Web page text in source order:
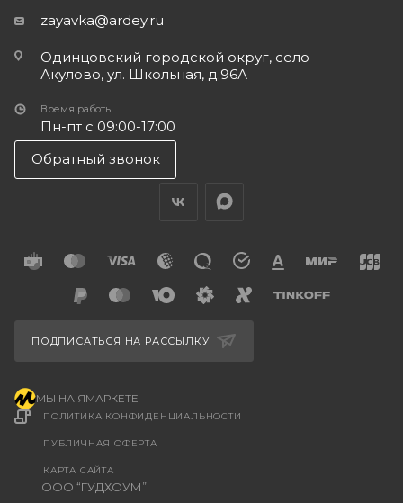
zayavka@ardey.ru
Одинцовский городской округ, село
Акулово, ул. Школьная, д.96А
Время работы
Пн-пт с 09:00-17:00
Обратный звонок
ООО “ГУДХОУМ”
ПОЛИТИКА КОНФИДЕНЦИАЛЬНОСТИ
ПУБЛИЧНАЯ ОФЕРТА
КАРТА САЙТА
ПОДПИСАТЬСЯ НА РАССЫЛКУ
МЫ НА ЯМАРКЕТЕ